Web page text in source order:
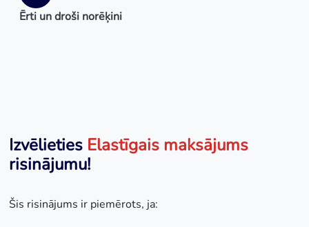
Ērti un droši norēķini
Izvēlieties Elastīgais maksājums
risinājumu!
Šis risinājums ir piemērots, ja: